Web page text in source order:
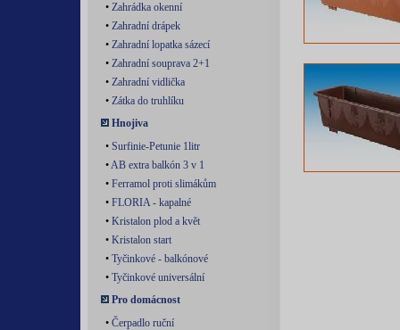
• Zahrádka okenní
• Zahradní drápek
• Zahradní lopatka sázecí
• Zahradní souprava 2+1
• Zahradní vidlička
• Zátka do truhlíku
Hnojiva
• Surfinie-Petunie 1litr
•AB extra balkón 3 v 1
• Ferramol proti slimákům
• FLORIA - kapalné
• Kristalon plod a květ
• Kristalon start
• Tyčinkové - balkónové
• Tyčinkové universální
Pro domácnost
• Čerpadlo ruční